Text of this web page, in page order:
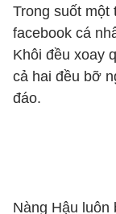
Trong suốt một
facebook cá
Khôi đều xoay
cả hai đều bỡ
đáo.
Nàng Hậu